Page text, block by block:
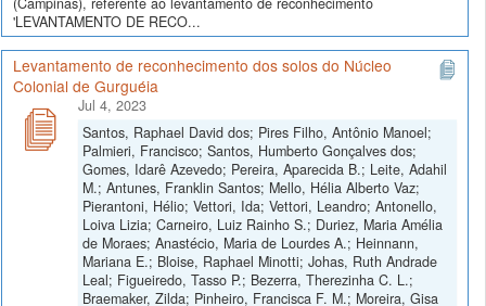
'LEVANTAMENTO DE RECO...
Levantamento de reconhecimento dos solos do Núcleo
Colonial de Gurguéia
Jul 4, 2023
Santos, Raphael David dos; Pires Filho, Antônio Manoel;
Palmieri, Francisco; Santos, Humberto Gonçalves dos;
Gomes, Idarê Azevedo; Pereira, Aparecida B.; Leite, Adahil
M.; Antunes, Franklin Santos; Mello, Hélia Alberto Vaz;
Pierantoni, Hélio; Vettori, Ida; Vettori, Leandro; Antonello,
Loiva Lizia; Carneiro, Luiz Rainho S.; Duriez, Maria Amélia
de Moraes; Anastécio, Maria de Lourdes A.; Heinnann,
Mariana E.; Bloise, Raphael Minotti; Johas, Ruth Andrade
Leal; Figueiredo, Tasso P.; Bezerra, Therezinha C. L.;
Braemaker, Zilda; Pinheiro, Francisca F. M.; Moreira, Gisa